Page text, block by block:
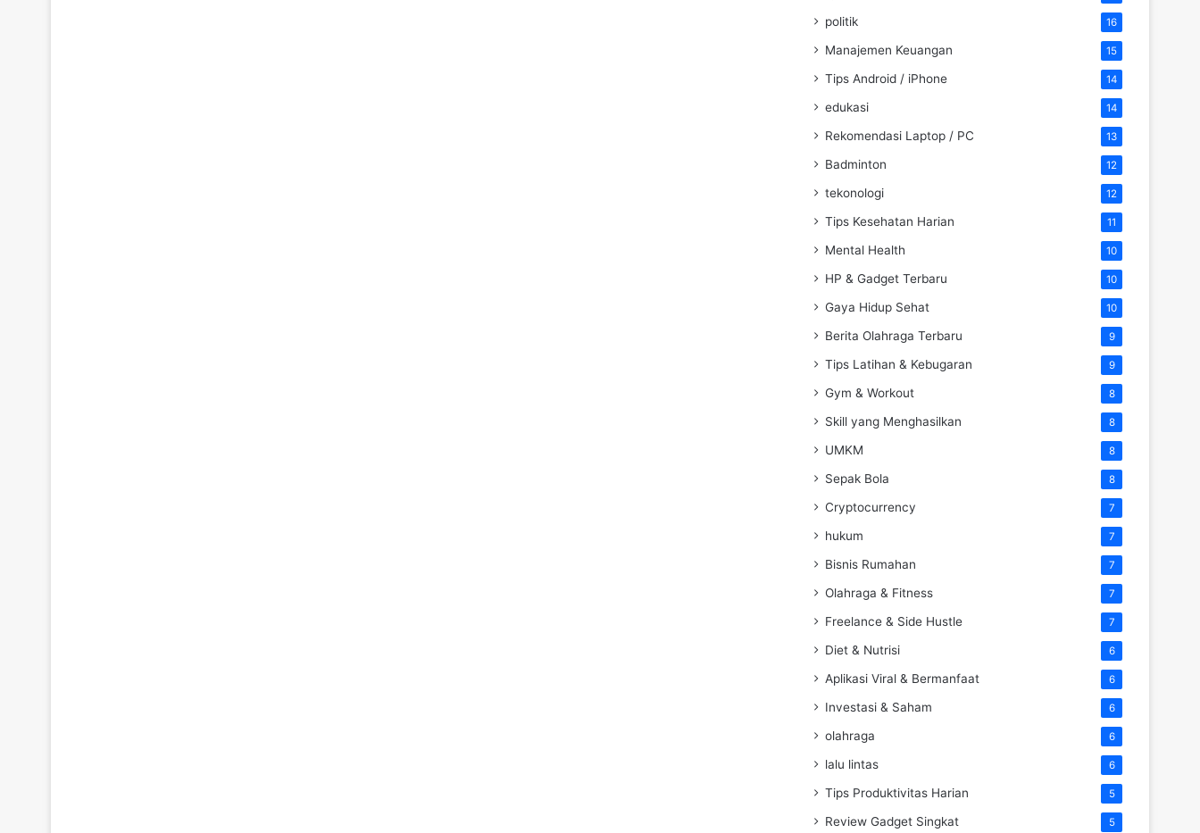
politik 16
Manajemen Keuangan 15
Tips Android / iPhone 14
edukasi 14
Rekomendasi Laptop / PC 13
Badminton 12
tekonologi 12
Tips Kesehatan Harian 11
Mental Health 10
HP & Gadget Terbaru 10
Gaya Hidup Sehat 10
Berita Olahraga Terbaru 9
Tips Latihan & Kebugaran 9
Gym & Workout 8
Skill yang Menghasilkan 8
UMKM 8
Sepak Bola 8
Cryptocurrency 7
hukum 7
Bisnis Rumahan 7
Olahraga & Fitness 7
Freelance & Side Hustle 7
Diet & Nutrisi 6
Aplikasi Viral & Bermanfaat 6
Investasi & Saham 6
olahraga 6
lalu lintas 6
Tips Produktivitas Harian 5
Review Gadget Singkat 5